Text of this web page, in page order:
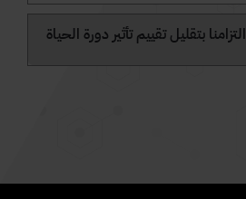
التزامنا بتقليل تقييم تأثير دورة الحياة